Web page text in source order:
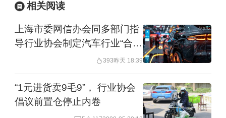
相关阅读
上海市委网信办会同多部门指
导行业协会制定汽车行业“合规
393昨天 18:39
“1元进货卖9毛9”， 行业协会
倡议前置仓停止内卷